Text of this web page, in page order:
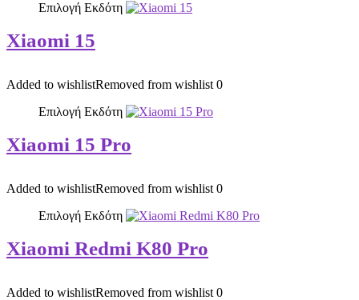
Επιλογή Εκδότη
Xiaomi 15
Added to wishlistRemoved from wishlist 0
Επιλογή Εκδότη
Xiaomi 15 Pro
Added to wishlistRemoved from wishlist 0
Επιλογή Εκδότη
Xiaomi Redmi K80 Pro
Added to wishlistRemoved from wishlist 0